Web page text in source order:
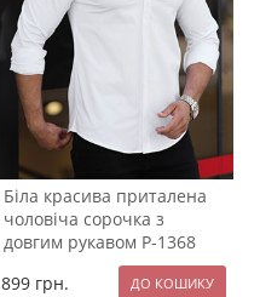
Біла красива приталена
чоловіча сорочка з
довгим рукавом Р-1368
899 грн.